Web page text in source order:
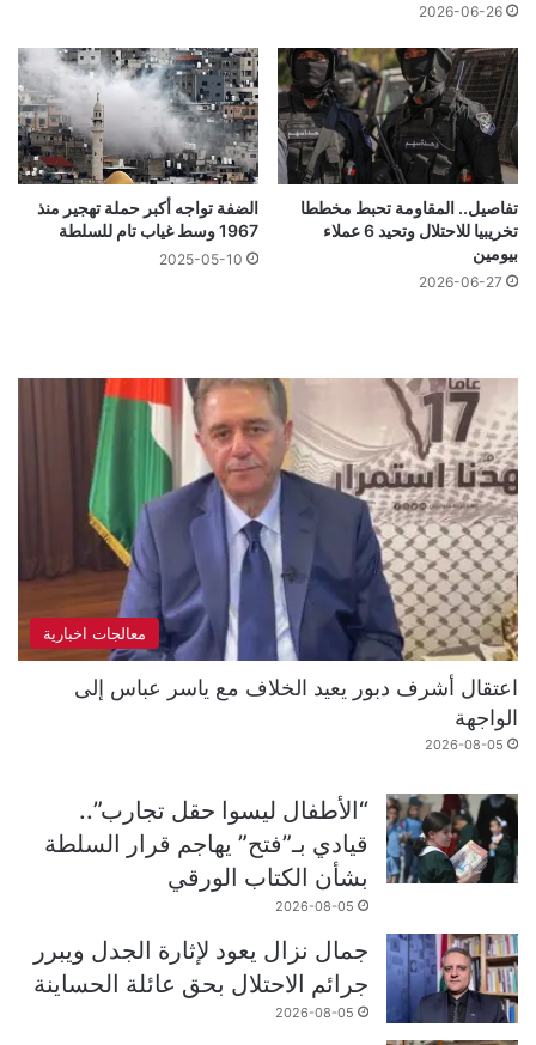
2026-06-26
تفاصيل.. المقاومة تحبط مخططا
تخريبيا للاحتلال وتحيد 6 عملاء
بيومين
2026-06-27
الضفة تواجه أكبر حملة تهجير منذ
1967 وسط غياب تام للسلطة
2025-05-10
معالجات اخبارية
اعتقال أشرف دبور يعيد الخلاف مع ياسر عباس إلى
الواجهة
2026-08-05
“الأطفال ليسوا حقل تجارب”..
قيادي بـ”فتح” يهاجم قرار السلطة
بشأن الكتاب الورقي
2026-08-05
جمال نزال يعود لإثارة الجدل ويبرر
جرائم الاحتلال بحق عائلة الحساينة
2026-08-05